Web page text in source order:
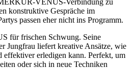
konstruktive Gespräche im
passen eher nicht ins Programm.
für frischen Schwung. Seine
Jungfrau liefert kreative Ansätze, wie
effektiver erledigen kann. Perfekt, um
oder sich in neue Techniken